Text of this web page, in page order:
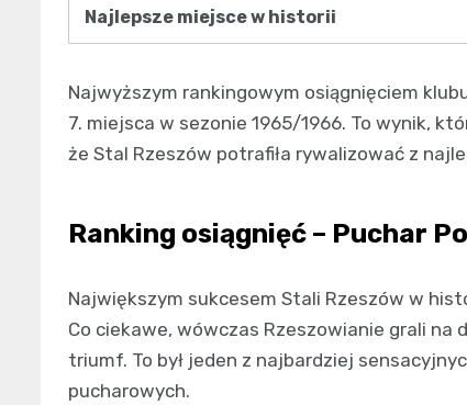
Najlepsze miejsce w historii
Najwyższym rankingowym osiągnięciem
7. miejsca w sezonie 1965/1966. To wynik,
że Stal Rzeszów potrafiła rywalizować z
Ranking osiągnięć – Puchar
Największym sukcesem Stali Rzeszów w
Co ciekawe, wówczas Rzeszowianie grali
triumf. To był jeden z najbardziej
pucharowych.